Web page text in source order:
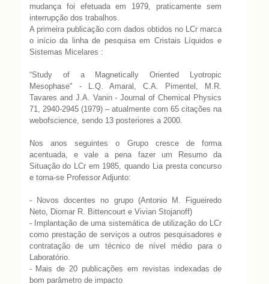
mudança foi efetuada em 1979, praticamente sem
interrupção dos trabalhos.
A primeira publicação com dados obtidos no LCr marca
o início da linha de pesquisa em Cristais Líquidos e
Sistemas Micelares :
“Study of a Magnetically Oriented Lyotropic
Mesophase" - L.Q. Amaral, C.A. Pimentel, M.R.
Tavares and J.A. Vanin - Journal of Chemical Physics
71, 2940-2945 (1979) – atualmente com 65 citações na
webofscience, sendo 13 posteriores a 2000.
Nos anos seguintes o Grupo cresce de forma
acentuada, e vale a pena fazer um Resumo da
Situação do LCr em 1985, quando Lia presta concurso
e torna-se Professor Adjunto:
- Novos docentes no grupo (Antonio M. Figueiredo
Neto, Diomar R. Bittencourt e Vivian Stojanoff)
- Implantação de uma sistemática de utilização do LCr
como prestação de serviços a outros pesquisadores e
contratação de um técnico de nível médio para o
Laboratório.
- Mais de 20 publicações em revistas indexadas de
bom parâmetro de impacto